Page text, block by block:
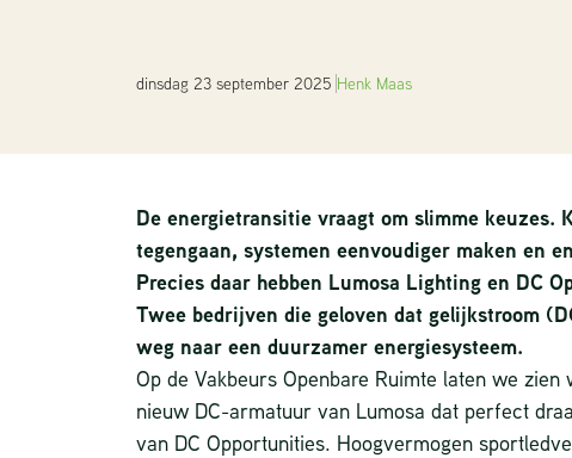
dinsdag 23 september 2025 Henk Maas
De energietransitie vraagt om slimme keuzes.
tegengaan, systemen eenvoudiger maken en
Precies daar hebben Lumosa Lighting en DC
Twee bedrijven die geloven dat gelijkstroom
weg naar een duurzamer energiesysteem.
Op de Vakbeurs Openbare Ruimte laten we
nieuw DC-armatuur van Lumosa dat perfect
van DC Opportunities. Hoogvermogen